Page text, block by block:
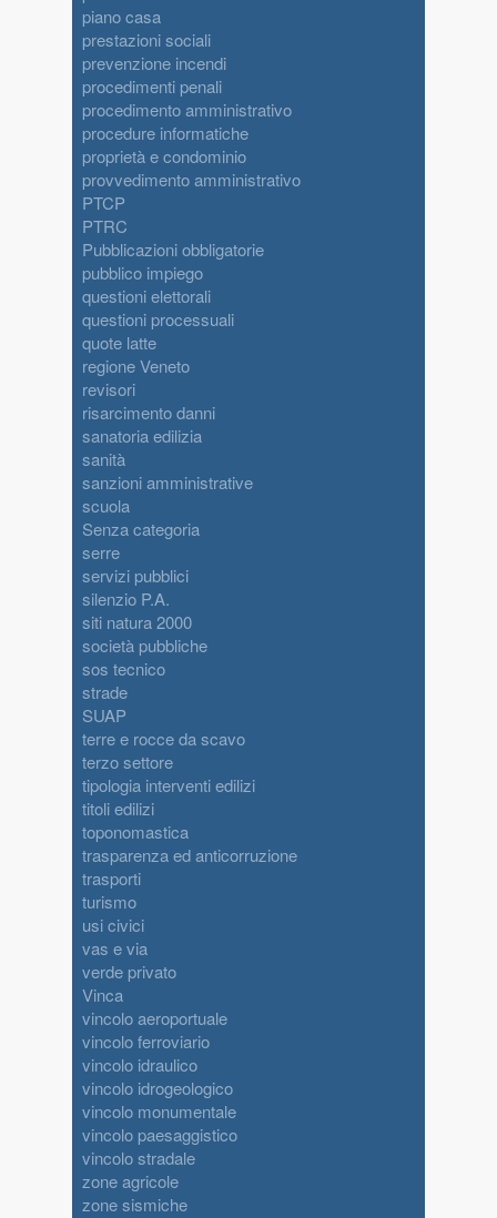
piano casa
prestazioni sociali
prevenzione incendi
procedimenti penali
procedimento amministrativo
procedure informatiche
proprietà e condominio
provvedimento amministrativo
PTCP
PTRC
Pubblicazioni obbligatorie
pubblico impiego
questioni elettorali
questioni processuali
quote latte
regione Veneto
revisori
risarcimento danni
sanatoria edilizia
sanità
sanzioni amministrative
scuola
Senza categoria
serre
servizi pubblici
silenzio P.A.
siti natura 2000
società pubbliche
sos tecnico
strade
SUAP
terre e rocce da scavo
terzo settore
tipologia interventi edilizi
titoli edilizi
toponomastica
trasparenza ed anticorruzione
trasporti
turismo
usi civici
vas e via
verde privato
Vinca
vincolo aeroportuale
vincolo ferroviario
vincolo idraulico
vincolo idrogeologico
vincolo monumentale
vincolo paesaggistico
vincolo stradale
zone agricole
zone sismiche